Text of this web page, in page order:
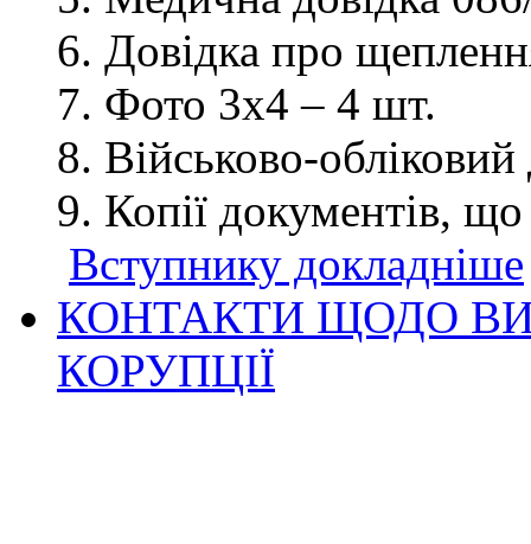
Довідка про
Фото 3х4 – 4 шт.
Військово-
Копії документів,
Вступнику докладніше
КОНТАКТИ ЩОДО
КОРУПЦІЇ